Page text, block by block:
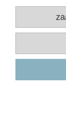
U nas bezpiecznie
Wojewódzki
Adres: